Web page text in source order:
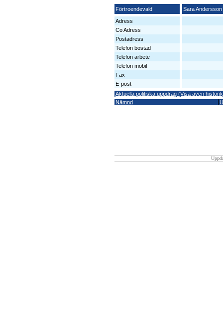
Förtroendevald
Sara Andersson
Adress
Co Adress
Postadress
Telefon bostad
Telefon arbete
Telefon mobil
Fax
E-post
Aktuella politiska uppdrag (Visa även
Nämnd